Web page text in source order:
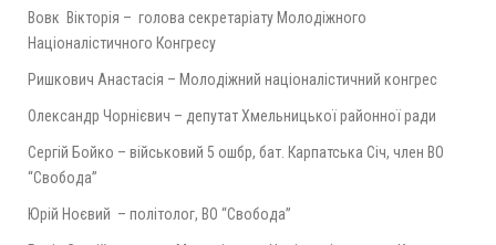
Вовк Вікторія – голова секретаріату Молодіжного
Націоналістичного Конгресу
Ришкович Анастасія – Молодіжний націоналістичний конгрес
Олександр Чорнієвич – депутат Хмельницької районної ради
Сергій Бойко – військовий 5 ошбр, бат. Карпатська Січ, член ВО
“Свобода”
Юрій Ноєвий – політолог, ВО “Свобода”